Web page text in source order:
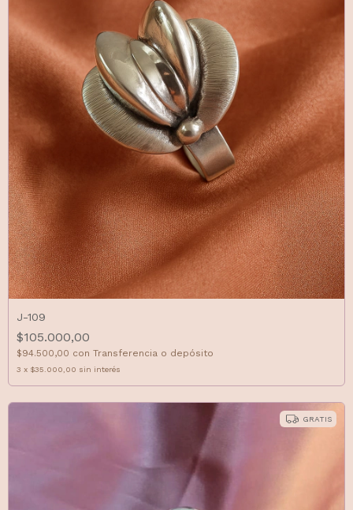
J-109
$105.000,00
$94.500,00 con Transferencia o depósito
3 x $35.000,00 sin interés
GRATIS